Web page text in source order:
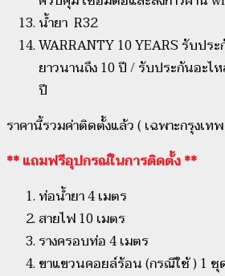
น้ำยา R32
WARRANTY 10 YEARS รับปร
ยาวนานถึง 10 ปี / รับประกันอะ
ปี
ราคานี้รวมค่าติดตั้งแล้ว ( เฉพาะกรุงเ
** แถมฟรีอุปกรณ์ในการติดตั้ง **
ท่อน้ำยา 4 เมตร
สายไฟ 10 เมตร
รางครอบท่อ 4 เมตร
ขาแขวนคอยล์ร้อน (กรณีใช้ ) 1 ชุ